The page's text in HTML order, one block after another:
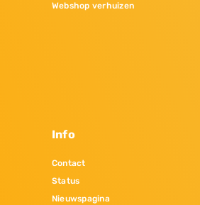
Webshop verhuizen
Info
Contact
Status
Nieuwspagina